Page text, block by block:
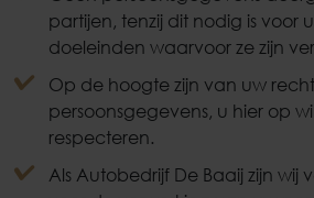
partijen, tenzij dit nodig is voor
doeleinden waarvoor ze zijn
Op de hoogte zijn van uw
persoonsgegevens, u hier op
respecteren.
Als Autobedrijf De Baaij zijn wij